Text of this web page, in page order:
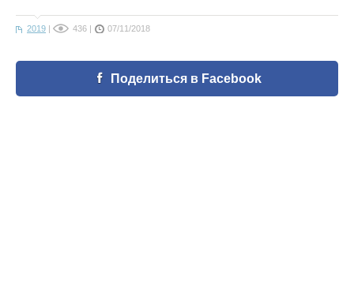
2019 | 436 | 07/11/2018
Поделиться в Facebook